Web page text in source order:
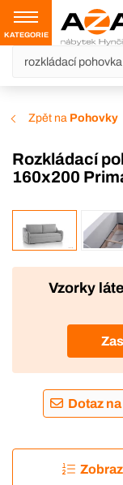
KATEGORIE
Zpět na Pohovky
Rozkládací pohovka na každodenní spaní
160x200
VÝROBA
Vzorky
Dotaz